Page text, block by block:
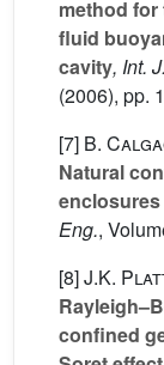
method
fluid
cavity, Int.
(2006), pp.
[7] B.
Natural
Eng.,
[8]J.K.
confined